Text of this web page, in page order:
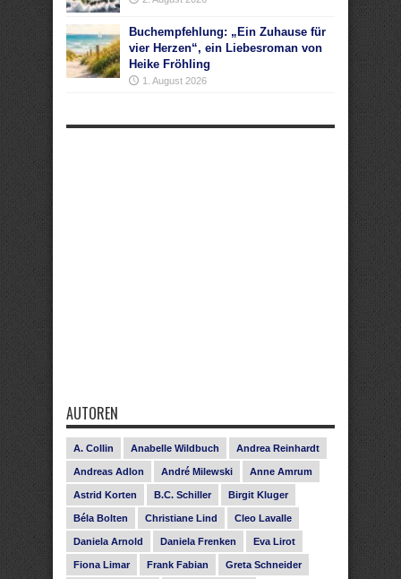
Buchempfehlung: „Ein Zuhause für
vier Herzen“, ein Liebesroman von
Heike Fröhling
1. August 2026
AUTOREN
A. Collin Anabelle Wildbuch Andrea Reinhardt
Andreas Adlon André Milewski Anne Amrum
Astrid Korten B.C. Schiller Birgit Kluger
Béla Bolten Christiane Lind Cleo Lavalle
Daniela Arnold Daniela Frenken Eva Lirot
Fiona Limar Frank Fabian Greta Schneider